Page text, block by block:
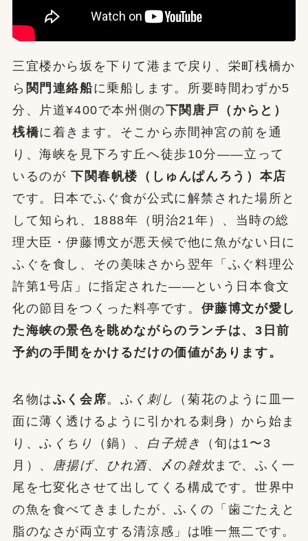
三宜楼から坂を下りて港まで戻り、栄町桟橋か
ら 関門連絡船に乗船します。所要時間わずか5
分、片道¥400で本州側の下関唐戸（からと）
桟橋に着きます。そこから赤間神宮の前を通
り、海峡を見下ろす丘へ徒歩10分——立って
いるのが 下関春帆楼（しゅんぱんろう）本店
です。日本でふぐ食が公式に解禁された場所と
して知られ、1888年（明治21年）、当時の総
理大臣・伊藤博文が悪天候で他に魚がない日に
ふぐを食し、その美味さから翌年「ふぐ料理公
許第1号店」に指定された——という日本食文
化の節目をつくった料亭です。 伊藤博文が愛し
た海峡の景色を眺めながらのランチは、3日前
予約の手間をかけるだけの価値があります。
名物はふく会席。 ふく刺し
（菊花のように皿一
面に薄く透けるように引かれる刺身）から始ま
り、ふくちり （鍋）、 白子焼き
（旬は1〜3
月）、
唐揚げ、 ひれ酒、〆の雑炊まで、ふく一
尾を七変化させて出してくる構成です。世界中
の魚を食べてきましたが、ふくの「歯ごたえと
脂のなさが両立する清涼感」は唯一無二です。